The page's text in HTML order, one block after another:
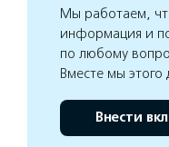
Мы работаем,
информация и
по любому
Вместе мы этого
Внести